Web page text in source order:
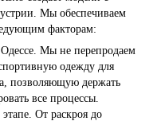
Мы обеспечиваем
факторам:
Мы не перепродаем
одежду для
позволяющую держать
все процессы.
От раскроя до